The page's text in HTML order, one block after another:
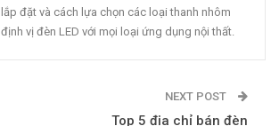
lắp đặt và cách lựa chọn các loại thanh nhôm
định vị đèn LED với mọi loại ứng dụng nội thất.
NEXT POST
Top 5 địa chỉ bán đèn